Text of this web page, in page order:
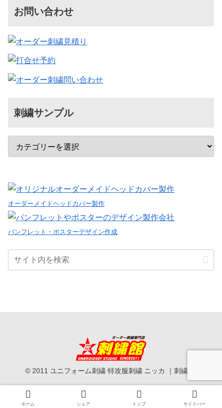
お問い合わせ
刺繍サンプル
オーダーメイドヘッドカバー製作
パンフレット・ポスターデザイン作成
© 2011 ユニフォーム刺繍 特攻服刺繍 ニッカ ｜刺繍館.
ホーム シェア トップ サイドバー